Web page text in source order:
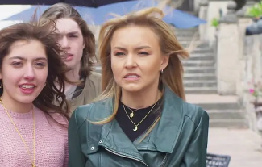
se marche y Leona se siente
pese al apoyo de sus hijos
que mi prima descargue todo su
sobrina de Gael. Sin
ojos que Leona haya
con quien cree que es su tío.
que su historia con David
es Gael, decidió darle una